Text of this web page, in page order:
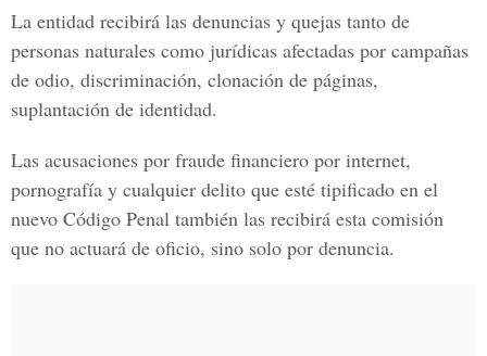
La entidad recibirá las denuncias y quejas tanto de
personas naturales como jurídicas afectadas por campañas
de odio, discriminación, clonación de páginas,
suplantación de identidad.
Las acusaciones por fraude financiero por internet,
pornografía y cualquier delito que esté tipificado en el
nuevo Código Penal también las recibirá esta comisión
que no actuará de oficio, sino solo por denuncia.